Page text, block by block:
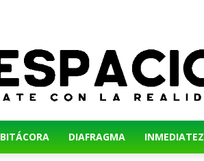
BITÁCORA DIAFRAGMA INMEDIATEZ